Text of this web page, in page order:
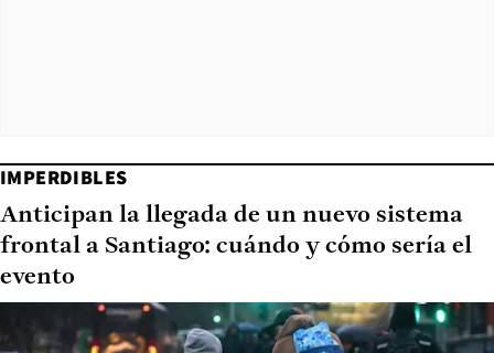
IMPERDIBLES
Anticipan la llegada de un nuevo sistema
frontal a Santiago: cuándo y cómo sería el
evento